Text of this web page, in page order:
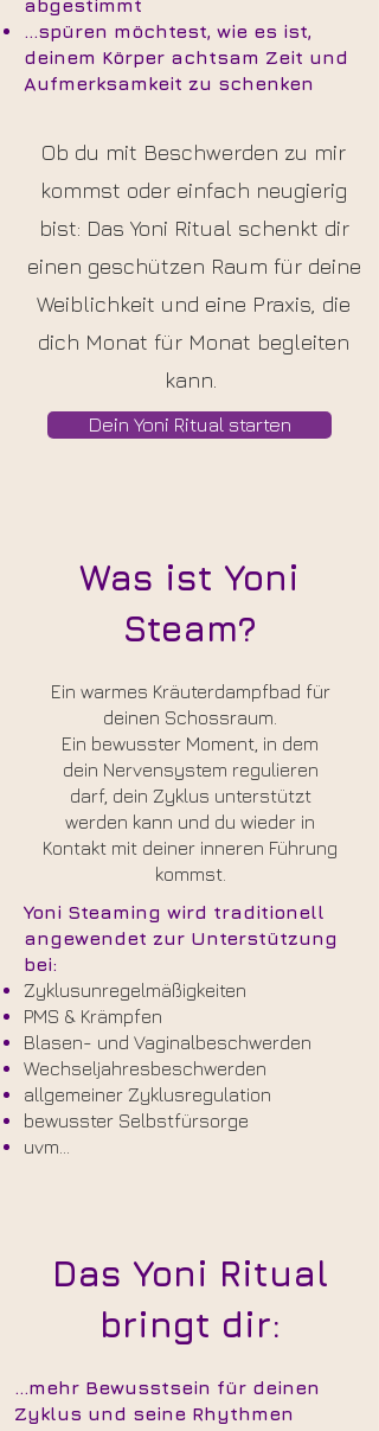
abgestimmt
...spüren möchtest, wie es ist,
deinem Körper achtsam Zeit und
Aufmerksamkeit zu schenken
Ob du mit Beschwerden zu mir
kommst oder einfach neugierig
bist: Das Yoni Ritual schenkt dir
einen geschützen Raum für deine
Weiblichkeit und eine Praxis, die
dich Monat für Monat begleiten
kann.
Dein Yoni Ritual starten
Was ist Yoni
Steam?
Ein warmes Kräuterdampfbad für
deinen Schossraum.
Ein bewusster Moment, in dem
dein Nervensystem regulieren
darf, dein Zyklus unterstützt
werden kann und du wieder in
Kontakt mit deiner inneren Führung
kommst.
Yoni Steaming wird traditionell
angewendet zur Unterstützung
bei:
Zyklusunregelmäßigkeiten
PMS & Krämpfen
Blasen- und Vaginalbeschwerden
Wechseljahresbeschwerden
allgemeiner Zyklusregulation
bewusster Selbstfürsorge
uvm...
Das Yoni Ritual
bringt dir:
...mehr Bewusstsein für deinen
Zyklus und seine Rhythmen